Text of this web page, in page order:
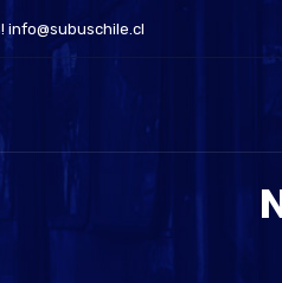
info@subuschile.cl